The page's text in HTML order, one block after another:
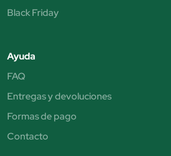
Black Friday
Ayuda
FAQ
Entregas y devoluciones
Formas de pago
Contacto